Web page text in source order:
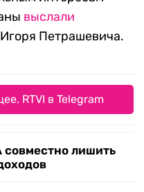
выслали
Петрашевича.
RTVI в Telegram
лишить